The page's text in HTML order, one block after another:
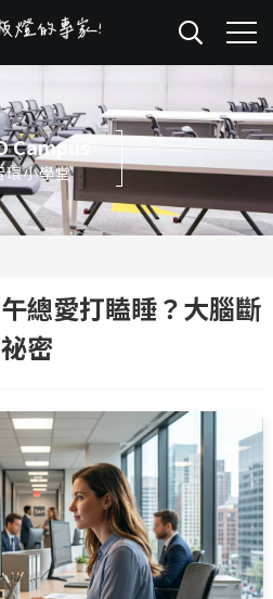
Campus
環小學堂
午總愛打瞌睡？大腦斷
密